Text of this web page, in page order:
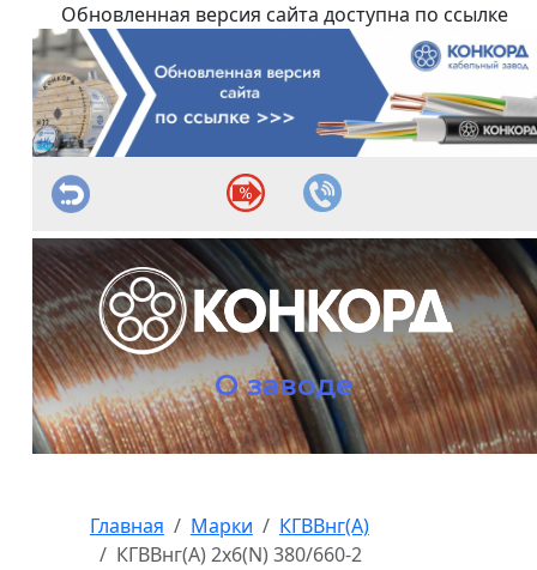
Обновленная версия сайта доступна по ссылке
О заводе
Главная Марки
КГВВнг(А)
КГВВнг(А) 2х6(N) 380/660-2